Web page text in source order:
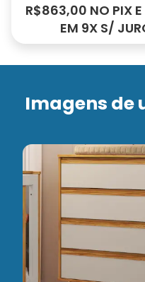
R$863,00 NO PIX
EM 9X S/
Imagens de